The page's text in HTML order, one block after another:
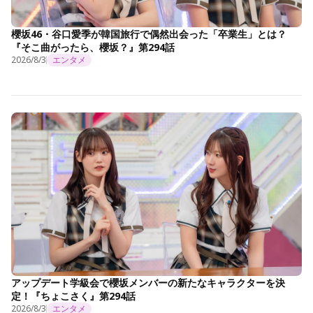
櫻坂46・谷口愛季が韓国旅行で偶然出会った「卒業生」とは？
『そこ曲がったら、櫻坂？』第294話
2026/8/3 エンタメ
アップデート学級会で櫻坂メンバーの新たなキャラクターを決
定！『ちょこさく』第294話
2026/8/3 エンタメ